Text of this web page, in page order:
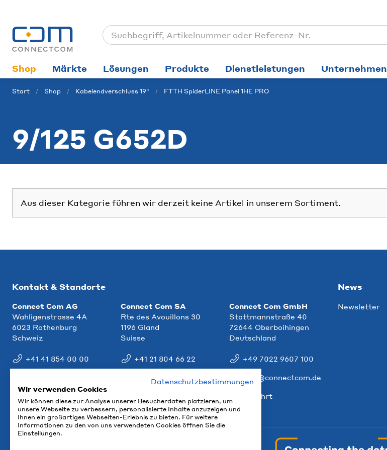
Shop Märkte Lösungen Produkte Dienstleistungen Unternehmen
Start Shop Kabelendverschluss 19" FTTH SpiderLINE Panel 1HE PRO
9/125 G652D
Aus dieser Kategorie führen wir derzeit keine Artikel in unserem Sortiment.
Kontakt & Standorte
Connect Com AG
Wahligenstrasse 4A
6023 Rothenburg
Schweiz
+41 41 854 00 00
Connect Com SA
Rte des Avouillons 30
1196 Gland
Suisse
+41 21 804 66 22
info@ccm.ch
Connect Com GmbH
Stattmannstraße 40
72644 Oberboihingen
Deutschland
+49 7022 9607 100
info@connectcom.de
Anfahrt
News
Newsletter
Datenschutzbestimmungen
Wir verwenden Cookies
Wir können diese zur Analyse unserer Besucherdaten platzieren, um
unsere Webseite zu verbessern, personalisierte Inhalte anzuzeigen und
Ihnen ein großartiges Webseiten-Erlebnis zu bieten. Für weitere
Informationen zu den von uns verwendeten Cookies öffnen Sie die
Einstellungen.